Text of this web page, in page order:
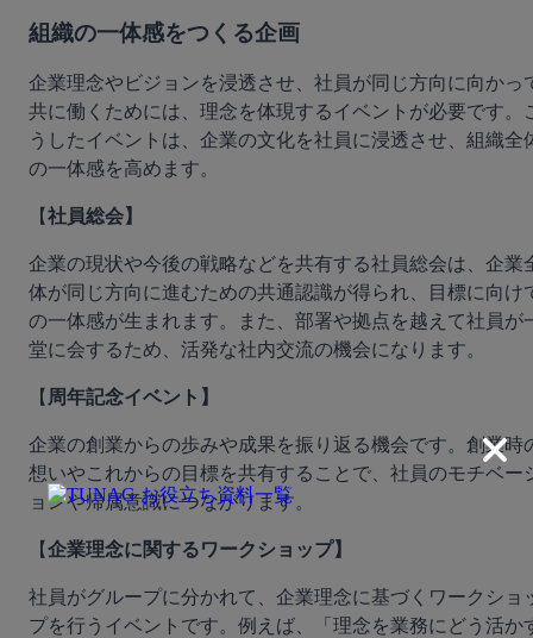
組織の一体感をつくる企画
企業理念やビジョンを浸透させ、社員が同じ方向に向かっ
共に働くためには、理念を体現するイベントが必要です。
うしたイベントは、企業の文化を社員に浸透させ、組織全
の一体感を高めます。
【社員総会】
企業の現状や今後の戦略などを共有する社員総会は、企業
体が同じ方向に進むための共通認識が得られ、目標に向け
の一体感が生まれます。また、部署や拠点を越えて社員が
堂に会するため、活発な社内交流の機会になります。
【 周年記念イベント】
企業の創業からの歩みや成果を振り返る機会です。創業時
想いやこれからの目標を共有することで、社員のモチベー
ョンや帰属意識につながります。
【企業理念に関するワークショップ】
社員がグループに分かれて、企業理念に基づくワークショ
プを行うイベントです。例えば、「理念を業務にどう活か